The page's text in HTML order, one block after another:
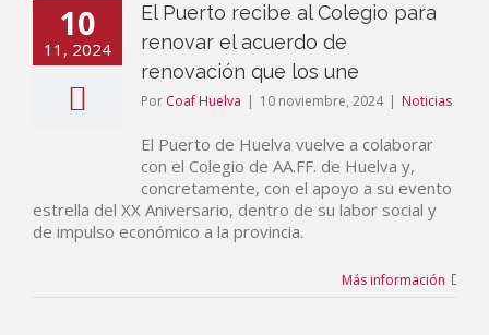
10
11, 2024
El Puerto recibe al Colegio para
renovar el acuerdo de
renovación que los une
Por Coaf Huelva | 10 noviembre, 2024 | Noticias
El Puerto de Huelva vuelve a colaborar
con el Colegio de AA.FF. de Huelva y,
concretamente, con el apoyo a su evento
estrella del XX Aniversario, dentro de su labor social y
de impulso económico a la provincia.
Más información